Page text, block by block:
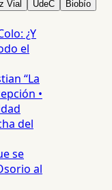
Vial UdeC Biobío
¿Y
el
“La
•
del
se
al